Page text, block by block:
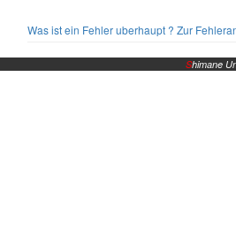
Was ist ein Fehler uberhaupt ? Zur
Shimane